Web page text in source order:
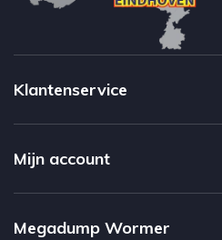
Klantenservice
Mijn account
Megadump Wormer